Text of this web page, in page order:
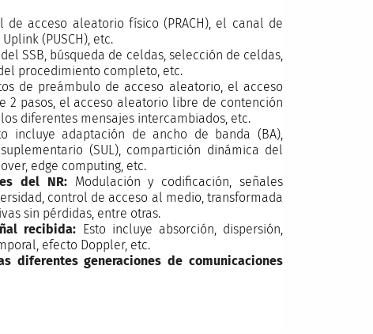
de acceso aleatorio físico (PRACH), el canal de
(PUSCH), etc.
SSB, búsqueda de celdas, selección de celdas,
procedimiento completo, etc.
de preámbulo de acceso aleatorio, el acceso
2 pasos, el acceso aleatorio libre de contención
los diferentes mensajes intercambiados, etc.
incluye adaptación de ancho de banda (BA),
(SUL), compartición dinámica del
edge computing, etc.
del NR: Modulación y codificación, señales
control de acceso al medio, transformada
sin pérdidas, entre otras.
recibida: Esto incluye absorción, dispersión,
efecto Doppler, etc.
diferentes generaciones de comunicaciones